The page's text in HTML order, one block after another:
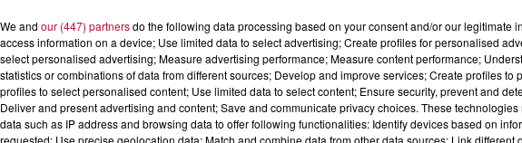
h.
emploi de Narbonne, notamment via ses réseaux sociaux.
We and our (447) partnersdo the following data processing based on your consent and/or our legitimate
access information on a device; Use limited data to select advertising; Create profiles for personalised
select personalised advertising; Measure advertising performance; Measure content performance;
statistics or combinations of data from different sources; Develop and improve services; Create profiles to
profiles to select personalised content; Use limited data to select content; Ensure security, prevent and
Deliver and present advertising and content; Save and communicate privacy choices. These
data such as IP address and browsing data to offer following functionalities: Identify devices based on
requested; Use precise geolocation data; Match and combine data from other data sources; Link different